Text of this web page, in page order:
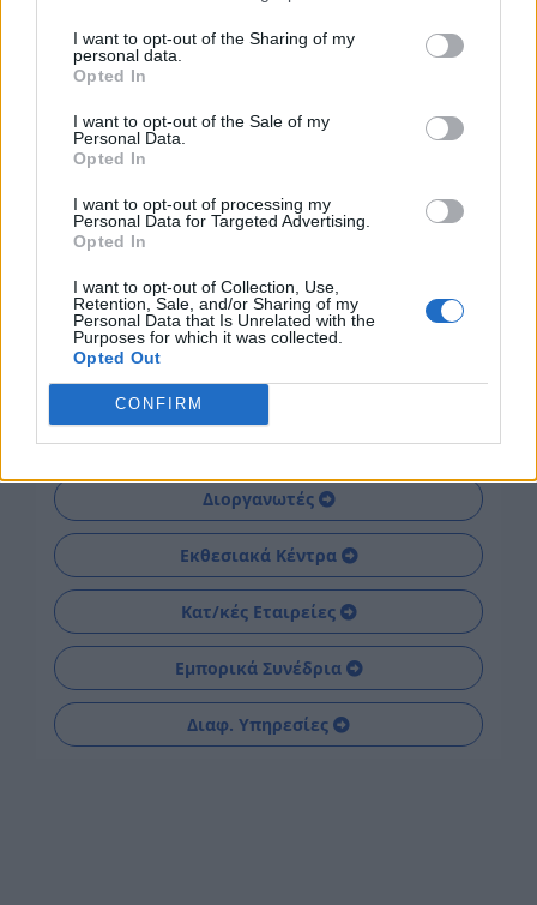
I want to opt-out of the Sharing of my
personal data.
Opted In
I want to opt-out of the Sale of my
Personal Data.
Opted In
I want to opt-out of processing my
Personal Data for Targeted Advertising.
Opted In
I want to opt-out of Collection, Use,
Retention, Sale, and/or Sharing of my
Personal Data that Is Unrelated with the
Purposes for which it was collected.
Opted Out
CONFIRM
Οδηγός Αγοράς
Εκθέσεις Ελλάδα
Διοργανωτές
Εκθεσιακά Κέντρα
Κατ/κές Εταιρείες
Εμπορικά Συνέδρια
Διαφ. Υπηρεσίες